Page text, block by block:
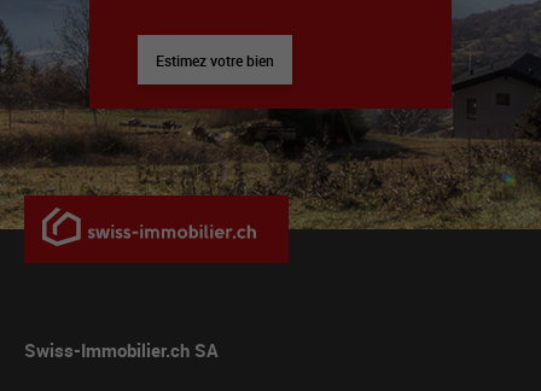
Estimez votre bien
Swiss-Immobilier.ch SA